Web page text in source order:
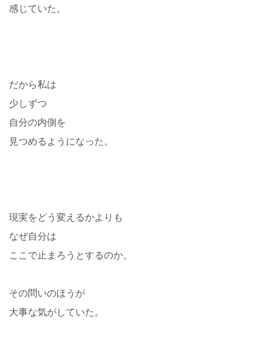
感じていた。
だから私は
少しずつ
自分の内側を
見つめるようになった。
現実をどう変えるかよりも
なぜ自分は
ここで止まろうとするのか。
その問いのほうが
大事な気がしていた。